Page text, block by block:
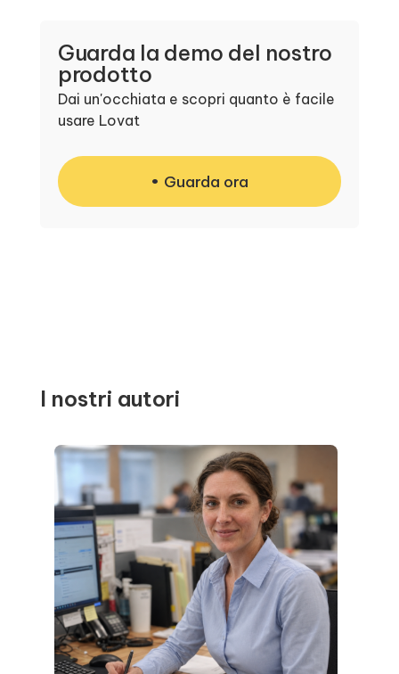
Guarda la demo del nostro
prodotto
Dai un'occhiata e scopri quanto è facile
usare Lovat
Guarda ora
I nostri autori